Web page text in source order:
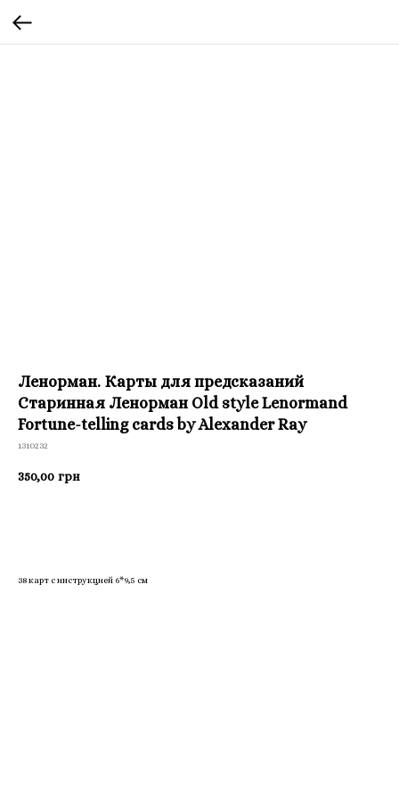
Ленорман. Карты для предсказаний
Старинная Ленорман Old style Lenormand
Fortune-telling cards by Alexander Ray
1310232
350,00 грн
38 карт с инструкцией 6*9,5 см